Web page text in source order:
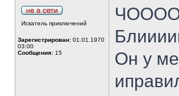
Искатель приключений
Зарегистрирован: 01.01.1970
03:00
Сообщения: 15
Он у